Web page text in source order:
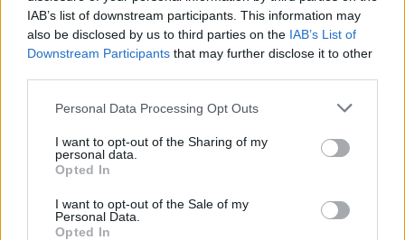
IAB’s list of downstream participants. This information may
also be disclosed by us to third parties on the IAB’s List of
Downstream Participants that may further disclose it to other
Personal Data Processing Opt Outs
I want to opt-out of the Sharing of my
personal data.
Opted In
I want to opt-out of the Sale of my
Personal Data.
Opted In
Festival Antonína Dvořáka
uzavře v Příbrami monumentální
Stabat mater
Na sportovišti pod Svatou
Horou je nově smart-skříňka
LOX se sportovním vybavením
SOUVISEJÍCÍ ČLÁNKY
VÍCE OD AUTORA
Zpravodajství
výborné podmínky. Horší voda je jen na
Živohošti